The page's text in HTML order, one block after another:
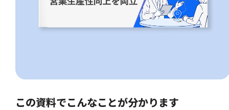
この資料でこんなことが分かります